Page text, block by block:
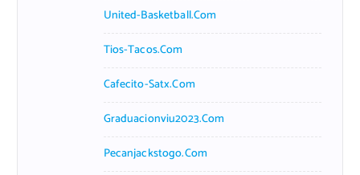
United-Basketball.com
Tios-Tacos.com
Cafecito-Satx.com
Graduacionviu2023.com
Pecanjackstogo.com